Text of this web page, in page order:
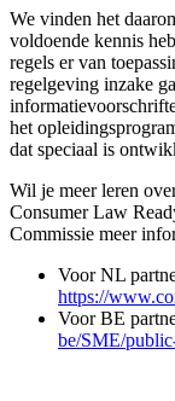
We vinden het
voldoende kennis
regels er van
regelgeving inzake
het
dat speciaal is
Wil je meer leren
Consumer Law
Commissie meer
Voor NL
https://
Voor BE
be/SME/